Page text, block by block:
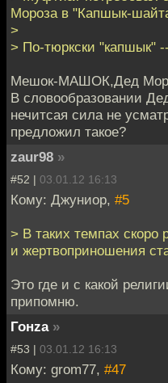
Мороза в "Капшык-
>
> По-тюркски "капшык"
Мешок-МАШОК,Дед
В словообразовании
нечитсая сила не
предложил такое?
zaur98 »
#52 | 03.01.12 16:13
Кому: Джуниор, #5
> В таких темпах скоро
и жертвоприношения
Это где и с какой
припомню.
Гонzа »
#53 | 03.01.12 16:13
Кому: grom77, #47